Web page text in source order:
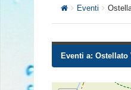
Eventi
Eventi a: Ostellato